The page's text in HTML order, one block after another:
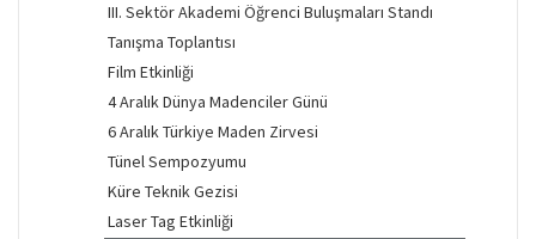
III. Sektör Akademi Öğrenci Buluşmaları Standı
Tanışma Toplantısı
Film Etkinliği
4 Aralık Dünya Madenciler Günü
6 Aralık Türkiye Maden Zirvesi
Tünel Sempozyumu
Küre Teknik Gezisi
Laser Tag Etkinliği